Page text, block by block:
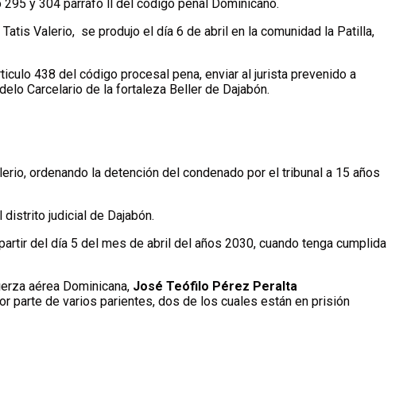
y 304 párrafo ll del código penal Dominicano.
Valerio, se produjo el día 6 de abril en la comunidad la Patilla,
438 del código procesal pena, enviar al jurista prevenido a
Carcelario de la fortaleza Beller de Dajabón.
ordenando la detención del condenado por el tribunal a 15 años
judicial de Dajabón.
del día 5 del mes de abril del años 2030, cuando tenga cumplida
aérea Dominicana, José Teófilo Pérez Peralta
parte de varios parientes, dos de los cuales están en prisión